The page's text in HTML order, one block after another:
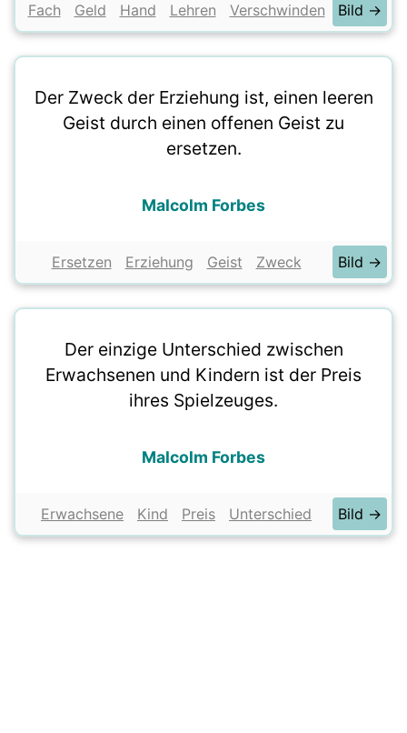
Fach Geld Hand Lehren Verschwinden Bild →
Der Zweck der Erziehung ist, einen leeren
Geist durch einen offenen Geist zu
ersetzen.
Malcolm Forbes
Ersetzen Erziehung Geist Zweck Bild →
Der einzige Unterschied zwischen
Erwachsenen und Kindern ist der Preis
ihres Spielzeuges.
Malcolm Forbes
Erwachsene Kind Preis Unterschied Bild →